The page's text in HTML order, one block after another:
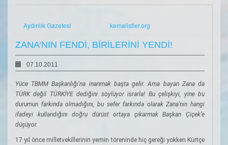
Aydınlık Gazetesi kemalistler.org
ZANA’NIN FENDİ, BİRİLERİNİ YENDİ!
07.10.2011
Yüce TBMM Başkanlığı'na inanmak başta gelir. Ama bayan Zana da
TÜRK değil TÜRKİYE dediğini söylüyor israrla! Bu çelişkiyi, yine bu
durumun farkında olmadığını, bu sefer farkında olarak Zana’nın hangi
ifadeyi kullandığını doğru dürüst ortaya çıkarmak Başkan Çiçek’e
düşüyor.
17 yıl önce milletvekillerinin yemin töreninde hiç gereği yokken Kürtçe